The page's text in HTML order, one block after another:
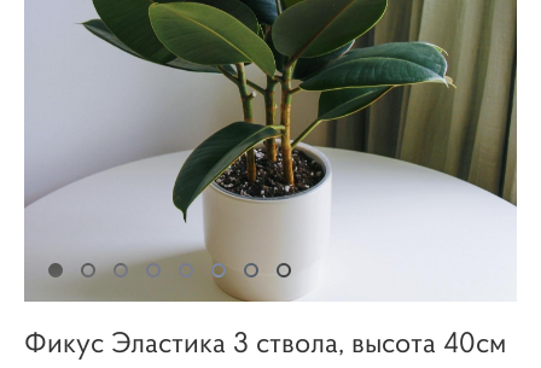
Фикус Эластика 3 ствола, высота 40см